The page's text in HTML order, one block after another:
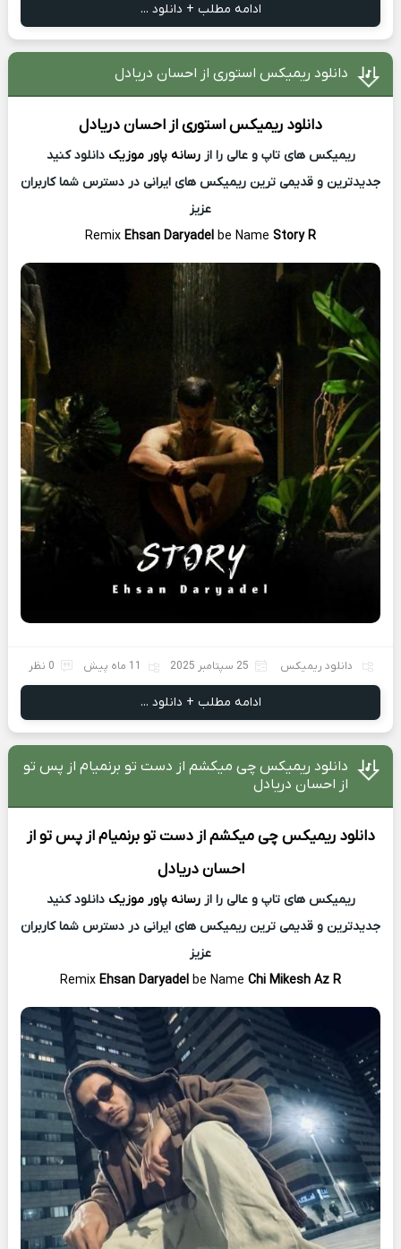
ادامه مطلب + دانلود ...
دانلود ریمیکس استوری از احسان دریادل
دانلود ریمیکساستوری ازاحسان دریادل
ریمیکس های تاپ و عالی را از رسانه پاور موزیک دانلود کنید
جدیدترین و قدیمی ترین ریمیکس های ایرانی در دسترس شما کاربران
عزیز
Remix Ehsan Daryadel be Name Story R
دانلود ریمیکس 25 سپتامبر 2025 11 ماه پیش 0 نظر
ادامه مطلب + دانلود ...
دانلود ریمیکس چی میکشم از دست تو برنمیام از پس تو
از احسان دریادل
دانلود ریمیکس چی میکشم از دست تو برنمیام از پس تو از
احسان دریادل
ریمیکس های تاپ و عالی را از رسانه پاور موزیک دانلود کنید
جدیدترین و قدیمی ترین ریمیکس های ایرانی در دسترس شما کاربران
عزیز
Remix Ehsan Daryadel be Name Chi Mikesh Az R